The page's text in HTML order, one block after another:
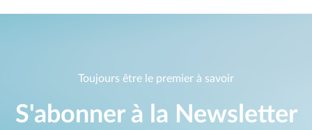
Toujours être le premier à savoir
S'abonner à la Newsletter